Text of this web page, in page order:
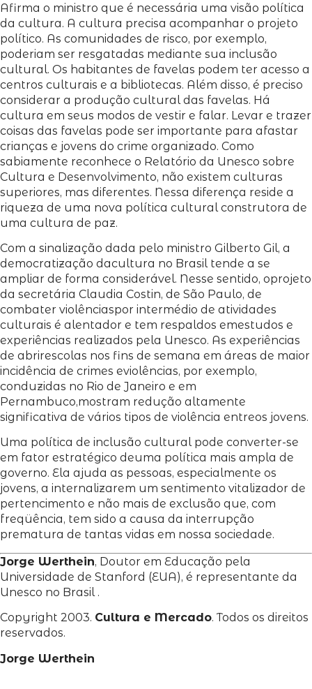
Afirma o ministro que é necessária uma visão política
da cultura. A cultura precisa acompanhar o projeto
político. As comunidades de risco, por exemplo,
poderiam ser resgatadas mediante sua inclusão
cultural. Os habitantes de favelas podem ter acesso a
centros culturais e a bibliotecas. Além disso, é preciso
considerar a produção cultural das favelas. Há
cultura em seus modos de vestir e falar. Levar e trazer
coisas das favelas pode ser importante para afastar
crianças e jovens do crime organizado. Como
sabiamente reconhece o Relatório da Unesco sobre
Cultura e Desenvolvimento, não existem culturas
superiores, mas diferentes. Nessa diferença reside a
riqueza de uma nova política cultural construtora de
uma cultura de paz.
Com a sinalização dada pelo ministro Gilberto Gil, a
democratização dacultura no Brasil tende a se
ampliar de forma considerável. Nesse sentido, oprojeto
da secretária Claudia Costin, de São Paulo, de
combater violênciaspor intermédio de atividades
culturais é alentador e tem respaldos emestudos e
experiências realizados pela Unesco. As experiências
de abrirescolas nos fins de semana em áreas de maior
incidência de crimes eviolências, por exemplo,
conduzidas no Rio de Janeiro e em
Pernambuco,mostram redução altamente
significativa de vários tipos de violência entreos jovens.
Uma política de inclusão cultural pode converter-se
em fator estratégico deuma política mais ampla de
governo. Ela ajuda as pessoas, especialmente os
jovens, a internalizarem um sentimento vitalizador de
pertencimento e não mais de exclusão que, com
freqüência, tem sido a causa da interrupção
prematura de tantas vidas em nossa sociedade.
Jorge Werthein, Doutor em Educação pela
Universidade de Stanford (EUA), é representante da
Unesco no Brasil .
Copyright 2003. Cultura e Mercado. Todos os direitos
reservados.
Jorge Werthein